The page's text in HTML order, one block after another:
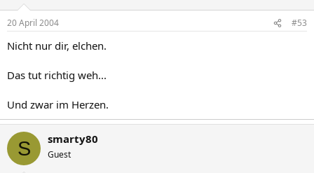
20 April 2004 #53
Nicht nur dir, elchen.
Das tut richtig weh...
Und zwar im Herzen.
S smarty80
Guest